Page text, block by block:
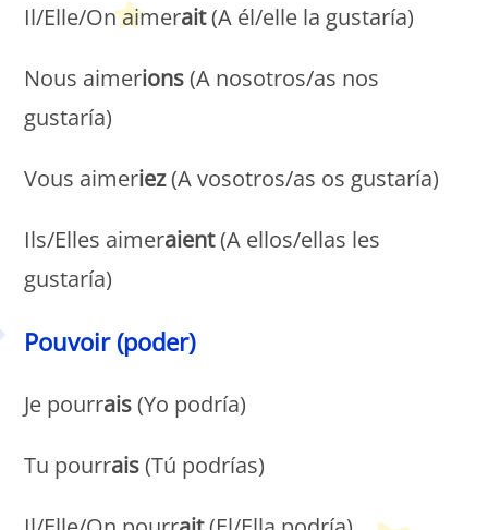
Il/Elle/On aimerait(A él/elle la gustaría)
Nous aimerions(A nosotros/as nos
gustaría)
Vous aimeriez(A vosotros/as os gustaría)
Ils/Elles aimeraient(A ellos/ellas les
gustaría)
Pouvoir (poder)
Je pourrais(Yo podría)
Tu pourrais(Tú podrías)